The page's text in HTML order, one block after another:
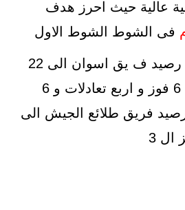
عالية حيث احرز هدف
فى الشوط الشوط الاول
وبهذا التعادل يرتفع رصيد ف يق اسوان الى 22
نقطة قد جمعها من 6 فوز و اربع تعادلات و 6
فريق طلائع الجيش الى